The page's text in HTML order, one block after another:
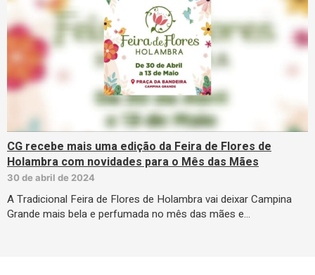
CG recebe mais uma edição da Feira de Flores de
Holambra com novidades para o Mês das Mães
30 de abril de 2024
A Tradicional Feira de Flores de Holambra vai deixar Campina
Grande mais bela e perfumada no mês das mães e…